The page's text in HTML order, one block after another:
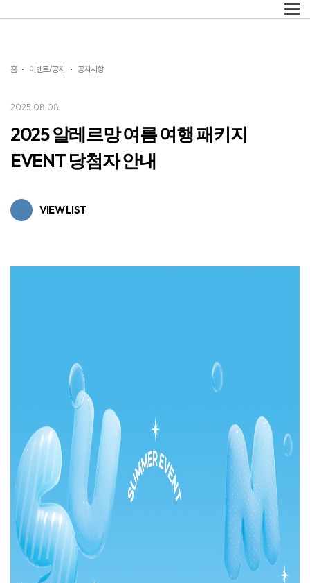
홈 이벤트/공지 공지사항
2025.08.08
2025 알레르망 여름 여행 패키지
EVENT 당첨자 안내
VIEW LIST